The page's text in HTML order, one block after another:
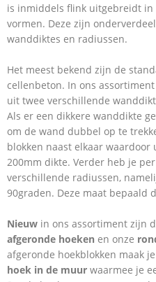
is inmiddels flink uitgebreidt in
vormen. Deze zijn
wanddiktes en radiussen.
Het meest bekend zijn de
cellenbeton. In ons
uit twee verschillende
Als er een dikkere wanddikte
om de wand dubbel op te
blokken naast elkaar
200mm dikte. Verder heb je
verschillende radiussen,
90graden. Deze maat bepaald
Nieuw in ons assortiment zijn
afgeronde hoeken en onze
afgeronde hoekblokken maak
hoek in de muur waarmee je